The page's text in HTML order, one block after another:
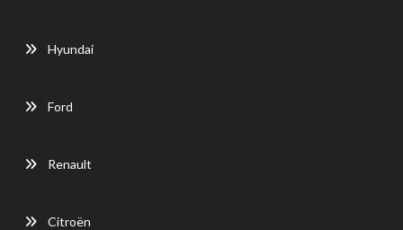
Hyundai
Ford
Renault
Citroën